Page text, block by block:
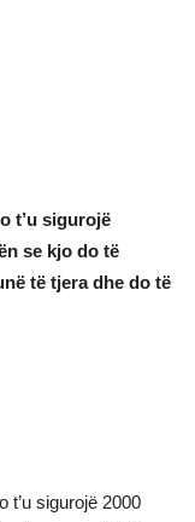
t’u sigurojë
se kjo do të
të tjera dhe do të
t’u sigurojë 2000